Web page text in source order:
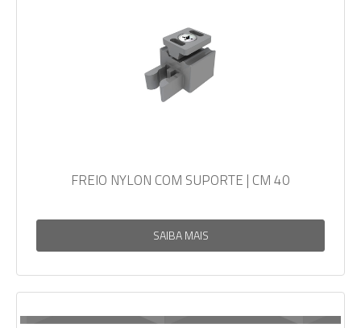
FREIO NYLON COM SUPORTE | CM 40
SAIBA MAIS